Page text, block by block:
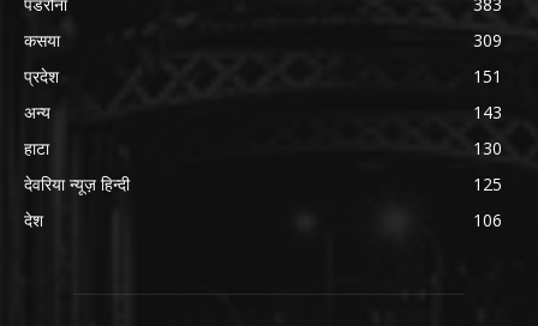
कसया
309
प्रदेश
151
अन्य
143
हाटा
130
देवरिया न्यूज़ हिन्दी
125
देश
106